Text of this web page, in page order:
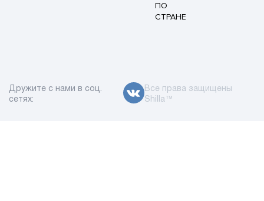
ПО
СТРАНЕ
Дружите с нами в соц.
сетях:
Все права защищены
Shilla™